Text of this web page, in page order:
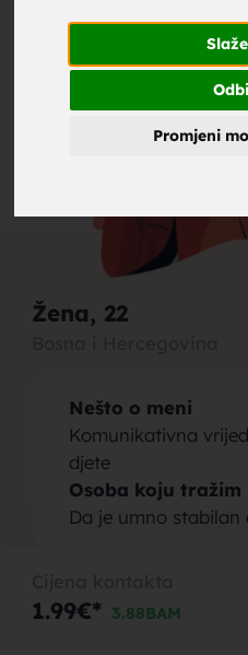
Promjeni
Žena, 22
Nešto o meni
Komunikativna
djete
Osoba koju tražim
Da je umno stabilan
1.99€* 3.88BAM
brak,
za